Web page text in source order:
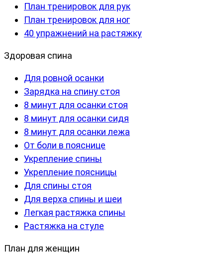
План тренировок для рук
План тренировок для ног
40 упражнений на растяжку
Здоровая спина
Для ровной осанки
Зарядка на спину стоя
8 минут для осанки стоя
8 минут для осанки сидя
8 минут для осанки лежа
От боли в пояснице
Укрепление спины
Укрепление поясницы
Для спины стоя
Для верха спины и шеи
Легкая растяжка спины
Растяжка на стуле
План для женщин